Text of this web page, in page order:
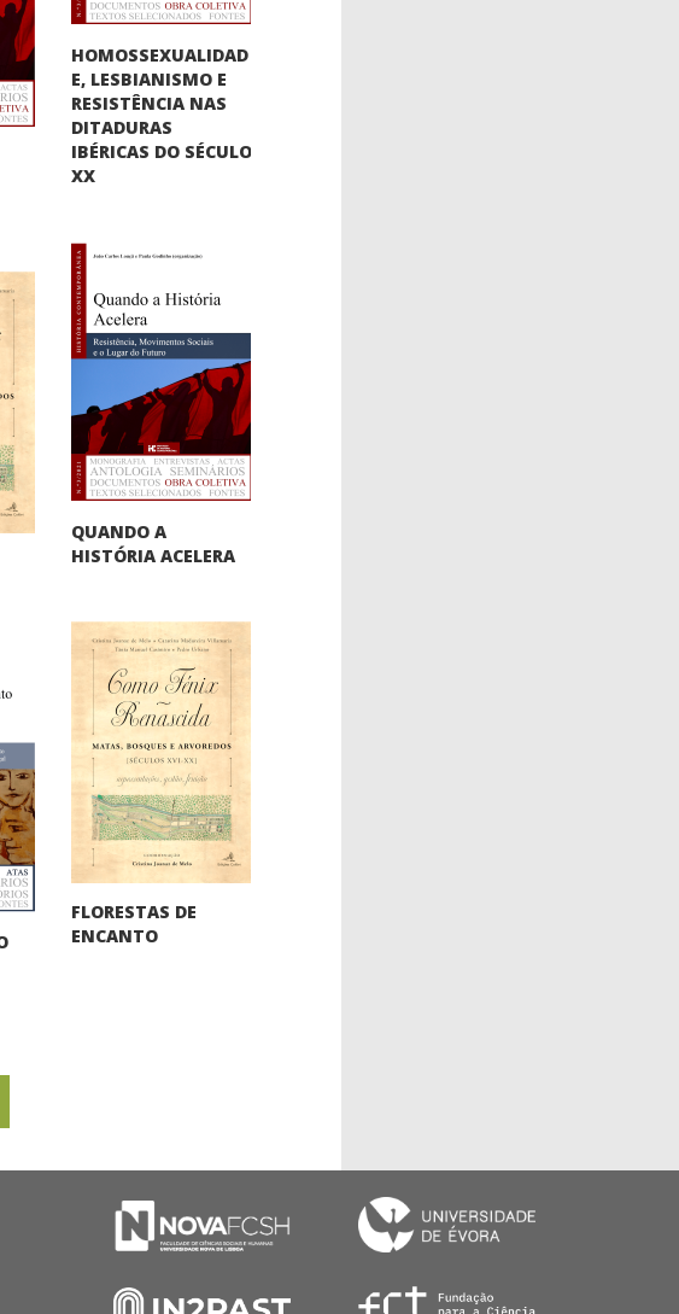
HOMOSSEXUALIDAD
E, LESBIANISMO E
RESISTÊNCIA NAS
DITADURAS
IBÉRICAS DO SÉCULO
XX
QUANDO A
HISTÓRIA ACELERA
FLORESTAS DE
ENCANTO